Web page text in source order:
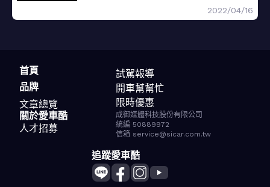
2022/04/16
首頁
品牌
文章總覽
試駕報導
開車幫幫忙
限時優惠
關於愛車酷
人才招募
成御媒體科技股份有限公司
統編 50889972
信箱 service@sicar.com.tw
追蹤愛車酷